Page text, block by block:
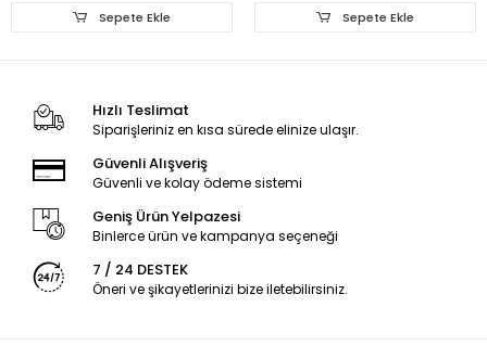
Sepete Ekle Sepete Ekle
Hızlı Teslimat
Siparişleriniz en kısa sürede elinize ulaşır.
Güvenli Alışveriş
Güvenli ve kolay ödeme sistemi
Geniş Ürün Yelpazesi
Binlerce ürün ve kampanya seçeneği
7 / 24 DESTEK
Öneri ve şikayetlerinizi bize iletebilirsiniz.